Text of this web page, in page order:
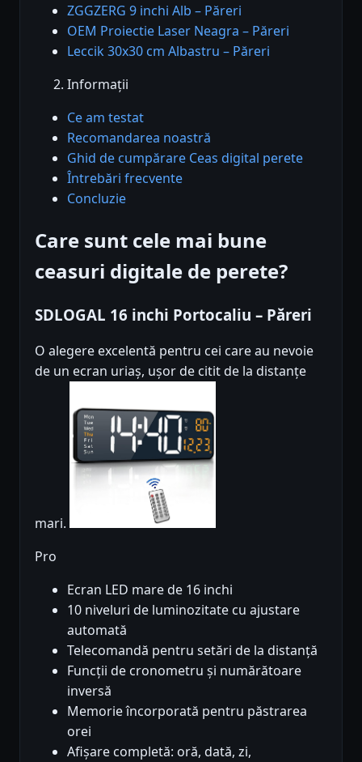
ZGGZERG 9 inchi Alb – Păreri
OEM Proiectie Laser Neagra – Păreri
Leccik 30x30 cm Albastru – Păreri
Informații
Ce am testat
Recomandarea noastră
Ghid de cumpărare Ceas digital perete
Întrebări frecvente
Concluzie
Care sunt cele mai bune
ceasuri digitale de perete?
SDLOGAL 16 inchi Portocaliu – Păreri
O alegere excelentă pentru cei care au nevoie
de un ecran uriaș, ușor de citit de la distanțe
mari.
Pro
Ecran LED mare de 16 inchi
10 niveluri de luminozitate cu ajustare
automată
Telecomandă pentru setări de la distanță
Funcții de cronometru și numărătoare
inversă
Memorie încorporată pentru păstrarea
orei
Afișare completă: oră, dată, zi,